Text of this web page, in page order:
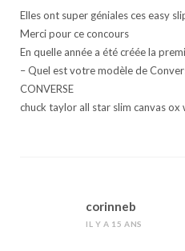
Elles ont super géniales ces easy
Merci pour ce concours
En quelle année a été créée la
– Quel est votre modèle de
CONVERSE
chuck taylor all star slim canvas ox
corinneb
IL Y A 15 ANS